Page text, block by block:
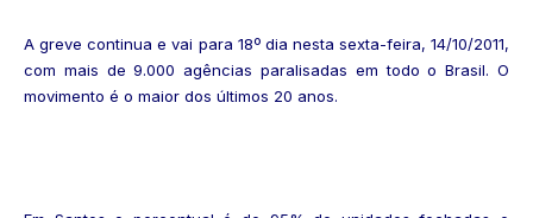
A greve continua e vai para 18º dia nesta sexta-feira, 14/10/2011,
com mais de 9.000 agências paralisadas em todo o Brasil. O
movimento é o maior dos últimos 20 anos.